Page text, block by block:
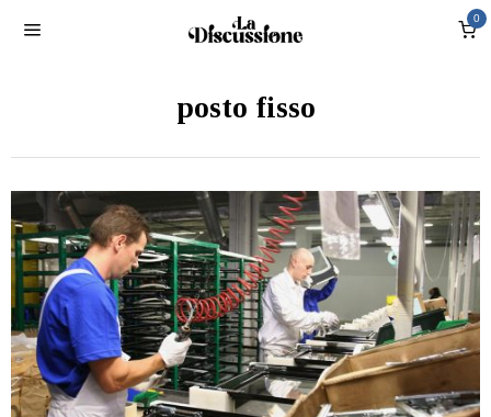
0
posto fisso